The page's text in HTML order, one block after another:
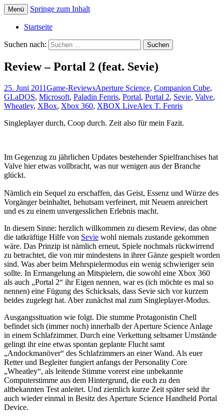
Der Dritte Spieler
Menü Springe zum Inhalt
Startseite
Suchen nach:
Review – Portal 2 (feat. Sevie)
25. Juni 2011Game-ReviewsAperture Science, Companion Cube,
GLaDOS, Microsoft, Paladin Fenris, Portal, Portal 2, Sevie, Valve,
Wheatley, XBox, Xbox 360, XBOX LiveAlex T. Fenris
Singleplayer durch, Coop durch. Zeit also für mein Fazit.
Im Gegenzug zu jährlichen Updates bestehender Spielfranchises hat
Valve hier etwas vollbracht, was nur wenigen aus der Branche
glückt.
Nämlich ein Sequel zu erschaffen, das Geist, Essenz und Würze des
Vorgänger beinhaltet, behutsam verfeinert, mit Neuem anreichert
und es zu einem unvergesslichen Erlebnis macht.
In diesem Sinne: herzlich willkommen zu diesem Review, das ohne
die tatkräftige Hilfe von Sevie wohl niemals zustande gekommen
wäre. Das Prinzip ist nämlich erneut, Spiele nochmals rückwirrend
zu betrachtet, die von mir mindestens in ihrer Gänze gespielt worden
sind. Was aber beim Mehrspielermodus ein wenig schwieriger sein
sollte. In Ermangelung an Mitspielern, die sowohl eine Xbox 360
als auch „Portal 2“ ihr Eigen nennen, war es (ich möchte es mal so
nennen) eine Fügung des Schicksals, dass Sevie sich vor kurzem
beides zugelegt hat. Aber zunächst mal zum Singleplayer-Modus.
Ausgangssituation wie folgt. Die stumme Protagonistin Chell
befindet sich (immer noch) innerhalb der Aperture Science Anlage
in einem Schlafzimmer. Durch eine Verkettung seltsamer Umstände
gelingt ihr eine etwas spontan geplante Flucht samt
„Andockmanöver“ des Schlafzimmers an einer Wand. Als euer
Retter und Begleiter fungiert anfangs der Personality Core
„Wheatley“, als leitende Stimme vorerst eine unbekannte
Computerstimme aus dem Hintergrund, die euch zu den
altbekannten Test anleitet. Und ziemlich kurze Zeit später seid ihr
auch wieder einmal in Besitz des Aperture Science Handheld Portal
Device.